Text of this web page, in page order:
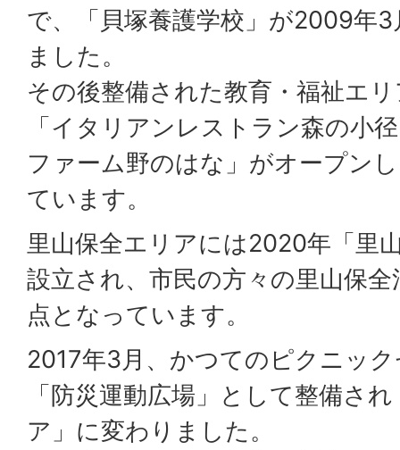
で、「貝塚養護学校」が2009年
ました。
その後整備された教育・福祉エ
「イタリアンレストラン森の小
ファーム野のはな」がオープン
ています。
里山保全エリアには2020年「里
設立され、市民の方々の里山保
点となっています。
2017年3月、かつてのピクニッ
「防災運動広場」として整備さ
ア」に変わりました。